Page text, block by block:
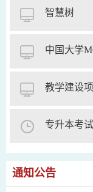
智慧树
中国大学
教学建设
专升本考试
通知公告